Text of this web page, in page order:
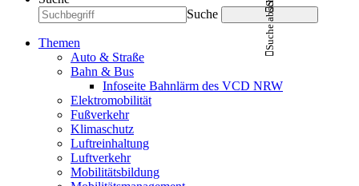
Suche
Themen
Auto & Straße
Bahn & Bus
Infoseite Bahnlärm des VCD NRW
Elektromobilität
Fußverkehr
Klimaschutz
Luftreinhaltung
Luftverkehr
Mobilitätsbildung